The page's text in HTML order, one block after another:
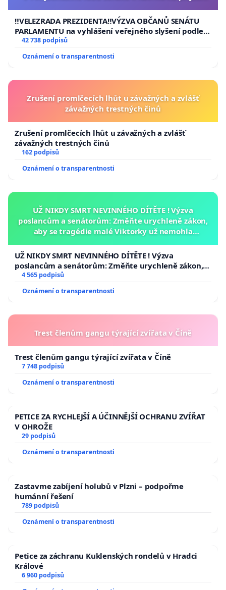
republiky
‼️VELEZRADA PREZIDENTA‼️VÝZVA OBČANŮ SENÁTU
PARLAMENTU na vyhlášení veřejného slyšení podle §
144 jednacího řádu Senátu k návrhu na přijetí
usnesení k podání ústavní žaloby na prezidenta
republiky
42 738 podpisů
Oznámení o transparentnosti
Zrušení promlčecích lhůt u závažných a zvlášť
závažných trestných činů
Zrušení promlčecích lhůt u závažných a zvlášť
závažných trestných činů
162 podpisů
Oznámení o transparentnosti
UŽ NIKDY SMRT NEVINNÉHO DÍTĚTE ! Výzva
poslancům a senátorům: Změňte urychleně zákon,
aby se tragédie malé Viktorky už nemohla
UŽ NIKDY SMRT NEVINNÉHO DÍTĚTE ! Výzva
poslancům a senátorům: Změňte urychleně zákon,
aby se tragédie malé Viktorky už nemohla opakovat!
4 565 podpisů
Oznámení o transparentnosti
Trest členům gangu týrající zvířata v Číně
Trest členům gangu týrající zvířata v Číně
7 748 podpisů
Oznámení o transparentnosti
PETICE ZA RYCHLEJŠÍ A ÚČINNĚJŠÍ OCHRANU ZVÍŘAT
V OHROŽE
29 podpisů
Oznámení o transparentnosti
Zastavme zabíjení holubů v Plzni – podpořme
humánní řešení
789 podpisů
Oznámení o transparentnosti
Petice za záchranu Kuklenských rondelů v Hradci
Králové
6 960 podpisů